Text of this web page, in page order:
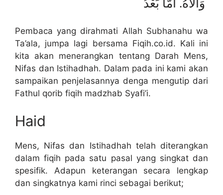
Pembaca yang dirahmati Allah Subhanahu wa
Ta’ala, jumpa lagi bersama Fiqih.co.id. Kali ini
kita akan menerangkan tentang Darah Mens,
Nifas dan Istihadhah. Dalam pada ini kami akan
sampaikan penjelasannya denga mengutip dari
Fathul qorib fiqih madzhab Syafi’i.
Haid
Mens, Nifas dan Istihadhah telah diterangkan
dalam fiqih pada satu pasal yang singkat dan
spesifik. Adapun keterangan secara lengkap
dan singkatnya kami rinci sebagai berikut;